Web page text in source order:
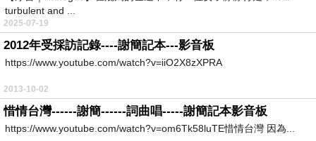
turbulent and ...
2025-07-19
2012年受採訪記錄----謝簡記本---影音板
https://www.youtube.com/watch?v=iiO2X8zXPRA
2013-10-02
惜情台灣------謝簡------詞曲唱-----謝簡記本影音板
https://www.youtube.com/watch?v=om6Tk58luTE惜情台灣 因為...